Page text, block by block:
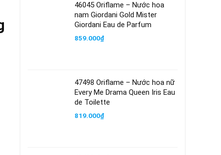
46045 Oriflame – Nước hoa
nam Giordani Gold Mister
Giordani Eau de Parfum
859.000₫
47498 Oriflame – Nước hoa nữ
Every Me Drama Queen Iris Eau
de Toilette
819.000₫